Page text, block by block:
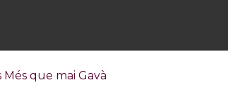
Més que mai Gavà